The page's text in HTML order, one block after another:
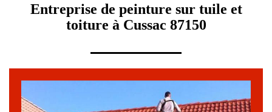
Entreprise de peinture sur tuile et
toiture à Cussac 87150